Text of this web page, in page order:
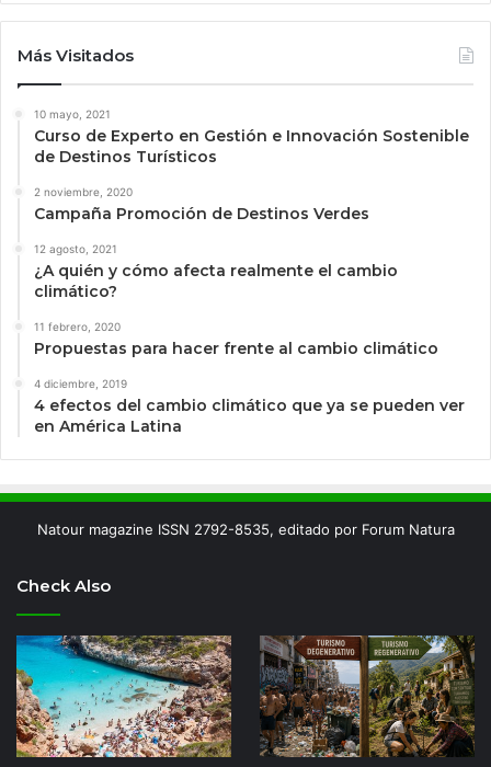
Más Visitados
10 mayo, 2021
Curso de Experto en Gestión e Innovación Sostenible
de Destinos Turísticos
2 noviembre, 2020
Campaña Promoción de Destinos Verdes
12 agosto, 2021
¿A quién y cómo afecta realmente el cambio
climático?
11 febrero, 2020
Propuestas para hacer frente al cambio climático
4 diciembre, 2019
4 efectos del cambio climático que ya se pueden ver
en América Latina
Natour magazine ISSN 2792-8535, editado por Forum Natura
Check Also